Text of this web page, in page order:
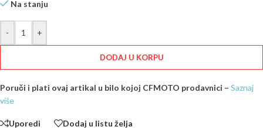
Na stanju
- +
DODAJ U KORPU
Poruči i plati ovaj artikal u bilo kojoj CFMOTO prodavnici – Saznaj
više
Uporedi Dodaj u listu želja